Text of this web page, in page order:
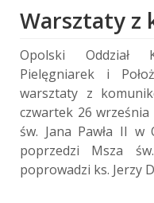
Warsztaty z
Opolski Oddział
Pielęgniarek i
warsztaty z
czwartek 26
św. Jana Pawła II w
poprzedzi Msza
poprowadzi ks. Jerzy